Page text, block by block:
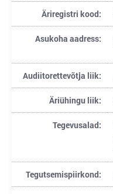
Äriregistri kood:
Asukoha aadress:
Audiitorettevõtja liik:
Äriühingu liik:
Tegevusalad:
Tegutsemispiirkond: